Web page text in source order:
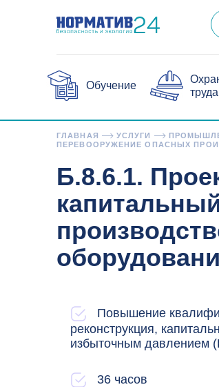
Обучение
труда
ГЛАВНАЯ УСЛУГИ
ПЕРЕВООРУЖЕНИЕ ОПАСНЫХ
Б.8.6.1.
Повышение
реконструкция,
избыточным давлением
36 часов